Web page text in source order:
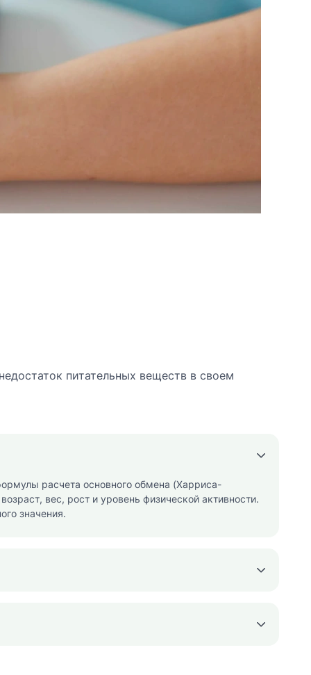
питательных веществ в своем
расчета основного обмена (Харриса-
вес, рост и уровень физической активности.
значения.